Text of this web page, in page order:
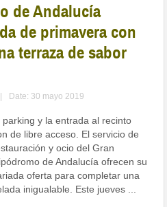
de Andalucía
de primavera con
terraza de sabor
Date: 30 mayo 2019
parking y la entrada al recinto
de libre acceso. El servicio de
y ocio del Gran
de Andalucía ofrecen su
oferta para completar una
inigualable. Este jueves ...